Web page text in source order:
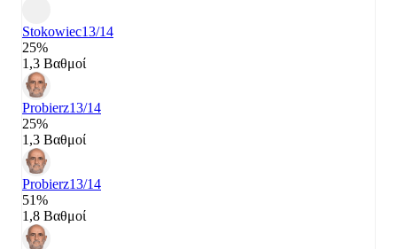
Stokowiec13/14
25%
1,3 Βαθμοί
Probierz13/14
25%
1,3 Βαθμοί
Probierz13/14
51%
1,8 Βαθμοί